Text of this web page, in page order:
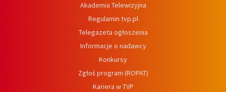
Akademia Telewizyjna
Regulamin tvp.pl
Telegazeta ogłoszenia
Informacje o nadawcy
Konkursy
Zgłoś program (ROPAT)
Kariera w TVP